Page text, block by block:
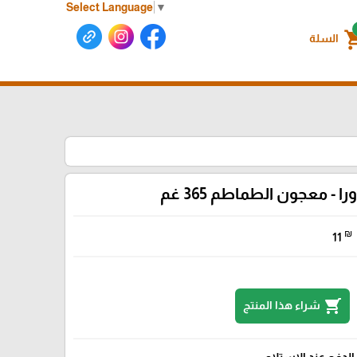
Select Language ▼
السلة
- معجون الطماطم 365 غم
11 ₪
shopping_cart شراء هذا المنتج